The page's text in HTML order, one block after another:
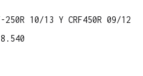
250R 10/13 Y CRF450R 09/12